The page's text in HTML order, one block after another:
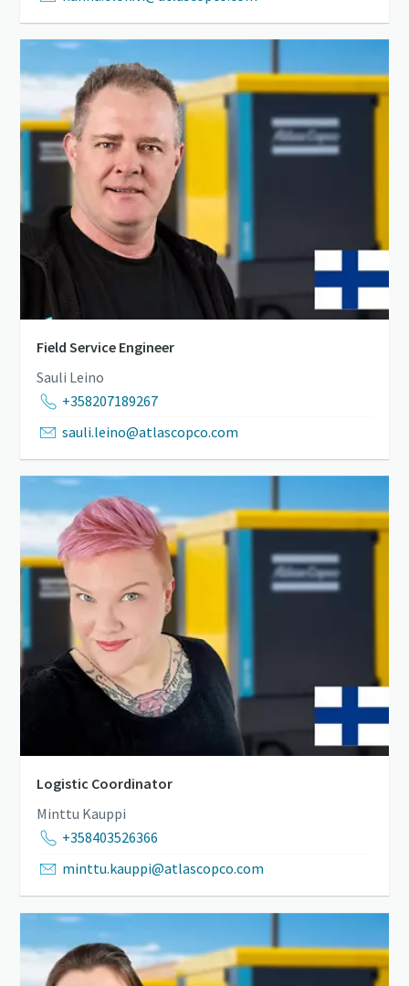
Field Service Engineer
Sauli Leino
+358207189267
sauli.leino@atlascopco.com
Logistic Coordinator
Minttu Kauppi
+358403526366
minttu.kauppi@atlascopco.com